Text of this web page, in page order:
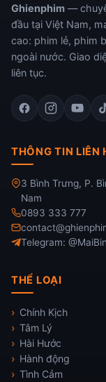
Ghienphim —
đầu tại Việt Nam,
cao: phim lẻ, phim
ngoài nước. Giao
liên tục.
THÔNG TIN LIÊN
3 Bình Trưng, P.
Nam
0893 333 777
Telegram:
THỂ LOẠI
Chính Kịch
Tâm Lý
Hài Hước
Hành động
Tình Cảm